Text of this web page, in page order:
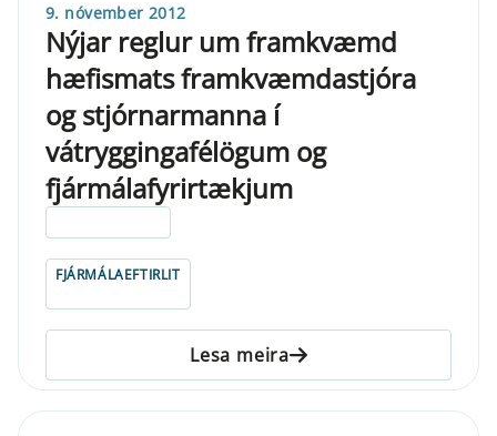
9. nóvember 2012
Nýjar reglur um framkvæmd
hæfismats framkvæmdastjóra
og stjórnarmanna í
vátryggingafélögum og
fjármálafyrirtækjum
FJÁRMÁLAEFTIRLIT
Lesa meira